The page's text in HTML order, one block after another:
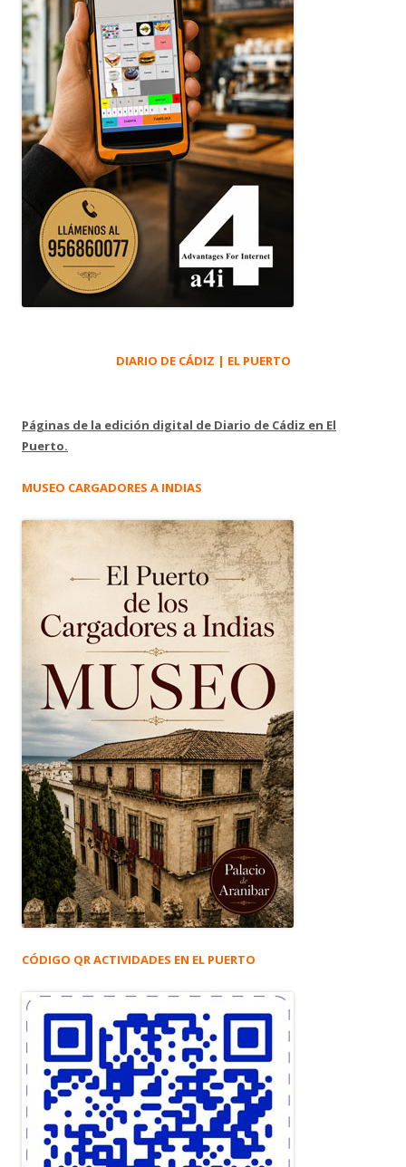
DIARIO DE CÁDIZ | EL PUERTO
Páginas de la edición digital de Diario de Cádiz en El
Puerto.
MUSEO CARGADORES A INDIAS
CÓDIGO QR ACTIVIDADES EN EL PUERTO